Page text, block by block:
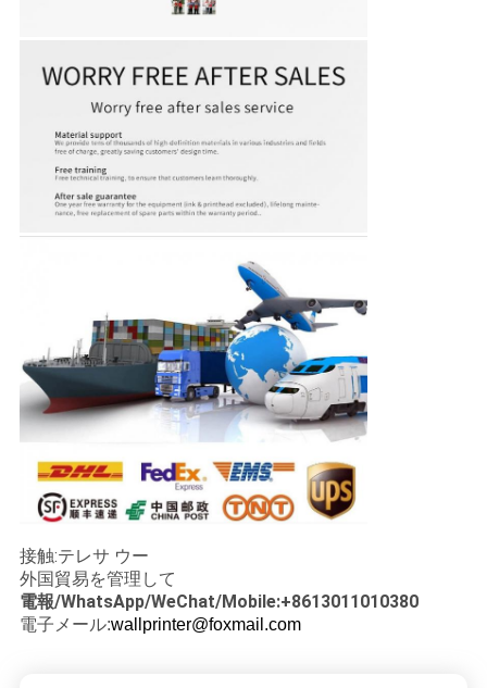
接触:テレサ ウー
外国貿易を管理して
電報/WhatsApp/WeChat/Mobile:+8613011010380
電子メール:wallprinter@foxmail.com